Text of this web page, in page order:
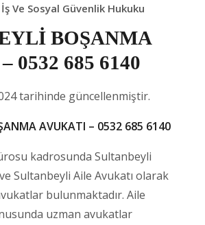
İş Ve Sosyal Güvenlik Hukuku
BOŞANMA
0532 685 6140
tarihinde güncellenmiştir.
AVUKATI – 0532 685 6140
kadrosunda Sultanbeyli
Sultanbeyli Aile Avukatı olarak
bulunmaktadır. Aile
uzman avukatlar